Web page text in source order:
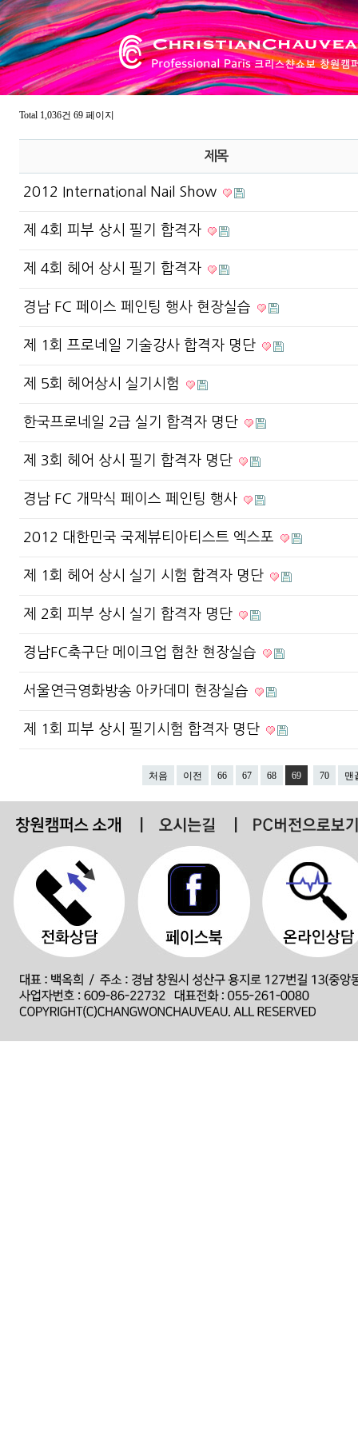
Total 1,036건 69 페이지
제목
2012 International Nail Show
제 4회 피부 상시 필기 합격자
제 4회 헤어 상시 필기 합격자
경남 FC 페이스 페인팅 행사 현장실습
제 1회 프로네일 기술강사 합격자 명단
제 5회 헤어상시 실기시험
한국프로네일 2급 실기 합격자 명단
제 3회 헤어 상시 필기 합격자 명단
경남 FC 개막식 페이스 페인팅 행사
2012 대한민국 국제뷰티아티스트 엑스포
제 1회 헤어 상시 실기 시험 합격자 명단
제 2회 피부 상시 실기 합격자 명단
경남FC축구단 메이크업 협찬 현장실습
서울연극영화방송 아카데미 현장실습
제 1회 피부 상시 필기시험 합격자 명단
처음 이전 66 67 68 69 70 맨